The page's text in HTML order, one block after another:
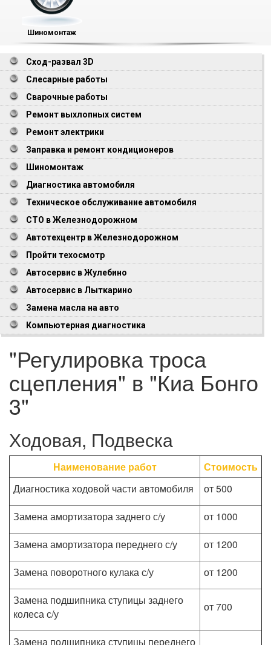
Шиномонтаж
Сход-развал 3D
Слесарные работы
Сварочные работы
Ремонт выхлопных систем
Ремонт электрики
Заправка и ремонт кондиционеров
Шиномонтаж
Диагностика автомобиля
Техническое обслуживание автомобиля
СТО в Железнодорожном
Автотехцентр в Железнодорожном
Пройти техосмотр
Автосервис в Жулебино
Автосервис в Лыткарино
Замена масла на авто
Компьютерная диагностика
"Регулировка троса
сцепления" в "Киа Бонго
3"
Ходовая, Подвеска
Наименование работ
Стоимость
Диагностика ходовой части автомобиля
от 500
Замена амортизатора заднего с/у
от 1000
Замена амортизатора переднего с/у
от 1200
Замена поворотного кулака с/у
от 1200
Замена подшипника ступицы заднего
колеса с/у
от 700
Замена подшипника ступицы переднего